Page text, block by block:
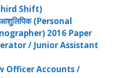
Shift)
(Personal
2016 Paper
/ Junior Assistant
Officer Accounts /